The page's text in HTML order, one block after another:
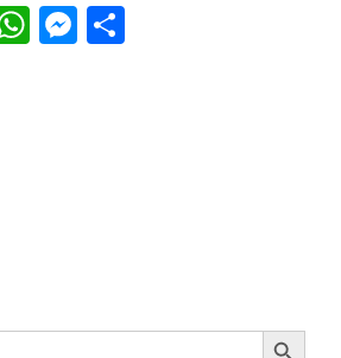
WhatsApp
Messenger
Search Button